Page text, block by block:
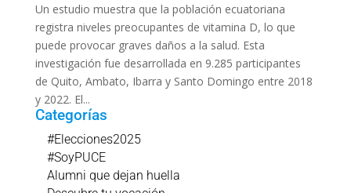
Un estudio muestra que la población ecuatoriana
registra niveles preocupantes de vitamina D, lo que
puede provocar graves daños a la salud. Esta
investigación fue desarrollada en 9.285 participantes
de Quito, Ambato, Ibarra y Santo Domingo entre 2018
y 2022. El...
Categorías
#Elecciones2025
#SoyPUCE
Alumni que dejan huella